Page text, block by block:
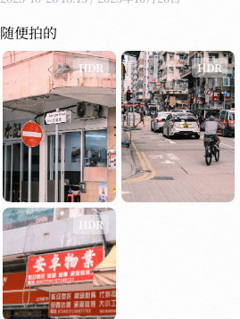
随便拍的
HDR HDR
HDR